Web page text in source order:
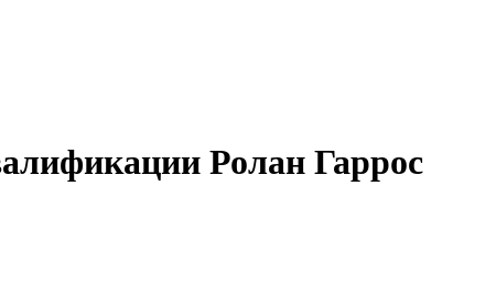
Ролан Гаррос